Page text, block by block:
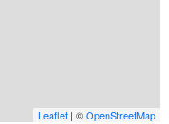
Leaflet | ©OpenStreetMap